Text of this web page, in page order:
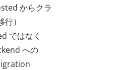
からクラ
）
ではなく
への